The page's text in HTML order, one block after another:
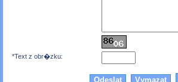
*Text z obr�zku: